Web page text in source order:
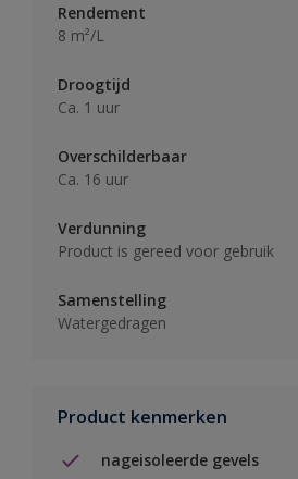
Rendement
8 m²/L
Droogtijd
Ca. 1 uur
Overschilderbaar
Ca. 16 uur
Verdunning
Product is gereed voor gebruik
Samenstelling
Watergedragen
Product kenmerken
nageisoleerde gevels